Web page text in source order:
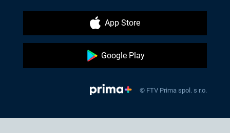
App Store
Google Play
© FTV Prima spol. s r.o.